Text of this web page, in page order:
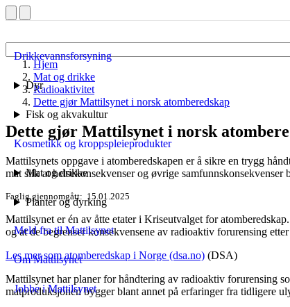
Drikkevannsforsyning
Dyr
Fisk og akvakultur
Kosmetikk og kroppspleieprodukter
Mat og drikke
Planter og dyrking
Meld fra til Mattilsynet
Om Mattilsynet
Jobbe i Mattilsynet
Hjem
Mat og drikke
Radioaktivitet
Dette gjør Mattilsynet i norsk atomberedskap
Dette gjør Mattilsynet i norsk
Mattilsynets oppgave i atomberedskapen er å sikre en trygg
mat slik at helsekonsekvenser og øvrige samfunnskonsekvenser
Faglig gjennomgått 15.01.2025
Mattilsynet er én av åtte etater i Kriseutvalget for
og at de begrenser konsekvensene av radioaktiv forurensing
Les mer som atomberedskap i Norge (dsa.no) (DSA)
Mattilsynet har planer for håndtering av radioaktiv forurensing
matproduksjonen bygger blant annet på erfaringer fra tidligere